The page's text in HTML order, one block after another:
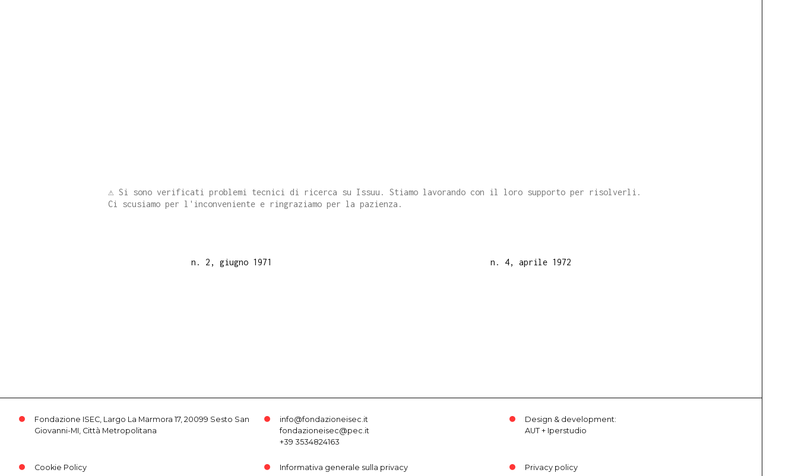
⚠️ Si sono verificati problemi tecnici di ricerca su Issuu. Stiamo lavorando con il loro supporto per risolverli.
Ci scusiamo per l'inconveniente e ringraziamo per la pazienza.
n. 2, giugno 1971 n. 4, aprile 1972
Fondazione ISEC, Largo La Marmora 17, 20099 Sesto San
Giovanni-MI, Città Metropolitana
info@fondazioneisec.it
fondazioneisec@pec.it
+39 3534824163
Design & development:
AUT+ Iperstudio
Cookie Policy Informativa generale sulla privacy Privacy policy